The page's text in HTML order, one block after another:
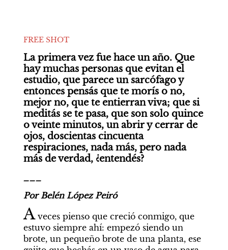
FREE SHOT
La primera vez fue hace un año. Que
hay muchas personas que evitan el
estudio, que parece un sarcófago y
entonces pensás que te morís o no,
mejor no, que te entierran viva; que si
meditás se te pasa, que son solo quince
o veinte minutos, un abrir y cerrar de
ojos, doscientas cincuenta
respiraciones, nada más, pero nada
más de verdad, ¿entendés?
Por Belén López Peiró
A veces pienso que creció conmigo, que
estuvo siempre ahí: empezó siendo un
brote, un pequeño brote de una planta, ese